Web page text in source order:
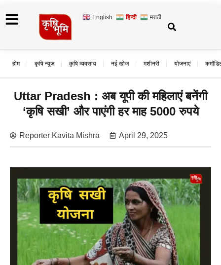
English हिन्दी मराठी
होम कृषि न्यूज़ कृषि व्यवसाय नई खोज मशीनरी योजनाएं
Uttar Pradesh : अब यूपी की महिलाएं बनेंगी
‘कृषि सखी’ और पाएंगी हर माह 5000 रुपये
Reporter Kavita Mishra April 29, 2025